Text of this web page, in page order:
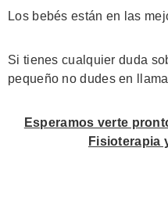
Los bebés están en las
Si tienes cualquier duda
pequeño no dudes en
Esperamos verte
Fisioterapia